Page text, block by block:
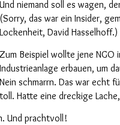
Und niemand soll es wagen,
(Sorry, das war ein Insider,
Lockenheit, David
Zum Beispiel wolltejene NGO
Industrieanlage erbauen, um
Nein schmarrn. Das war echt
toll. Hatte eine dreckige
Und prachtvoll!